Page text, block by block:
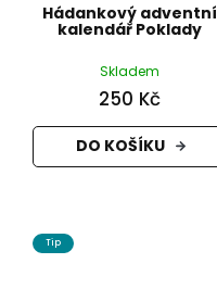
Hádankový adventní
kalendář Poklady
Skladem
250 Kč
DO KOŠÍKU
Tip